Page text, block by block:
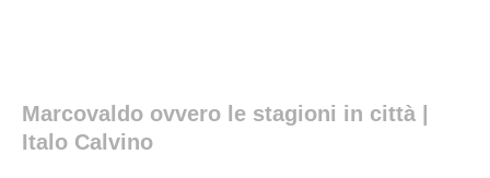
Marcovaldo ovvero le stagioni in città |
Italo Calvino